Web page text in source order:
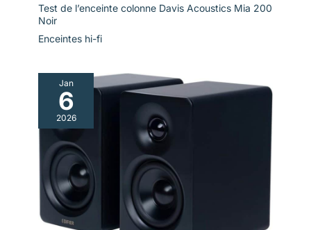
Test de l’enceinte colonne Davis Acoustics Mia 200
Noir
Enceintes hi-fi
Jan
6
2026